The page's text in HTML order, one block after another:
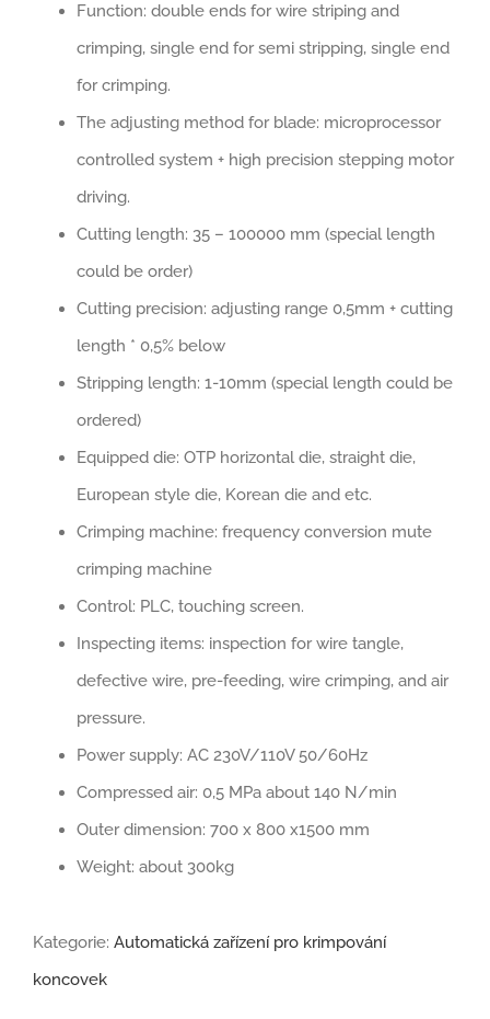
Function: double ends for wire striping and
crimping, single end for semi stripping, single end
for crimping.
The adjusting method for blade: microprocessor
controlled system + high precision stepping motor
driving.
Cutting length: 35 – 100000 mm (special length
could be order)
Cutting precision: adjusting range 0,5mm + cutting
length * 0,5% below
Stripping length: 1-10mm (special length could be
ordered)
Equipped die: OTP horizontal die, straight die,
European style die, Korean die and etc.
Crimping machine: frequency conversion mute
crimping machine
Control: PLC, touching screen.
Inspecting items: inspection for wire tangle,
defective wire, pre-feeding, wire crimping, and air
pressure.
Power supply: AC 230V/110V 50/60Hz
Compressed air: 0,5 MPa about 140 N/min
Outer dimension: 700 x 800 x1500 mm
Weight: about 300kg
Kategorie: Automatická zařízení pro krimpování
koncovek